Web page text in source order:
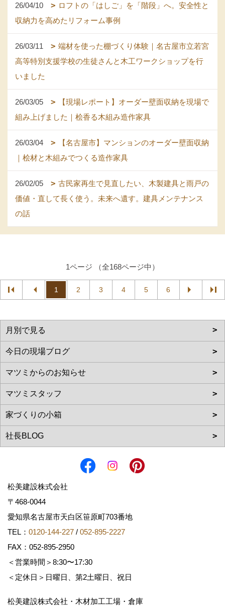
26/04/10
ロフトの「はしご」を「階段」へ。安全性と
収納力を高めたリフォーム事例
26/03/11
端材を使った棚づくり体験｜名古屋市立若宮
高等特別支援学校の生徒さんと木工ワークショップを行
いました
26/03/05
【現場レポート】オーダー壁面収納を現場で
組み上げました｜桧香る木組み造作家具
26/03/04
【名古屋市】マンションのオーダー壁面収納
｜桧材と木組みでつくる造作家具
26/02/05
古民家再生で見直したい、木製建具と雨戸の
価値・直して長く使う。未来へ遺す。建具メンテナンス
の話
1ページ （全168ページ中）
1 2 3 4 5 6
松美建設株式会社
〒468-0044
愛知県名古屋市天白区笹原町703番地
TEL： 0120-144-227 / 052-895-2227
FAX：052-895-2950
＜営業時間＞8:30〜17:30
＜定休日＞日曜日、第2土曜日、祝日
松美建設株式会社・木材加工工場・倉庫